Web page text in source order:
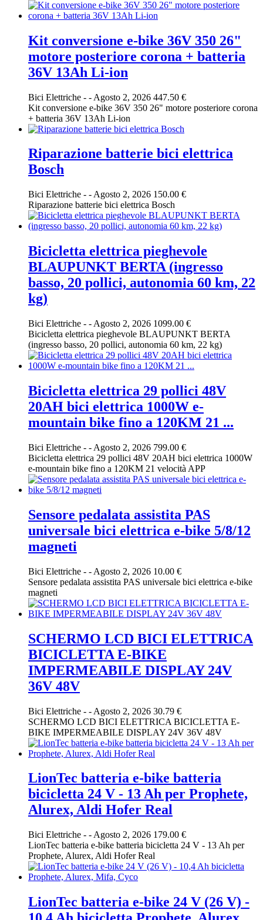
Kit conversione e-bike 36V 350 26"
motore posteriore corona + batteria
36V 13Ah Li-ion
Bici Elettriche - - Agosto 2, 2026 447.50 €
Kit conversione e-bike 36V 350 26" motore posteriore corona
+ batteria 36V 13Ah Li-ion
Riparazione batterie bici elettrica
Bosch
Bici Elettriche - - Agosto 2, 2026 150.00 €
Riparazione batterie bici elettrica Bosch
Bicicletta elettrica pieghevole
BLAUPUNKT BERTA (ingresso
basso, 20 pollici, autonomia 60 km, 22
kg)
Bici Elettriche - - Agosto 2, 2026 1099.00 €
Bicicletta elettrica pieghevole BLAUPUNKT BERTA
(ingresso basso, 20 pollici, autonomia 60 km, 22 kg)
Bicicletta elettrica 29 pollici 48V
20AH bici elettrica 1000W e-
mountain bike fino a 120KM 21 ...
Bici Elettriche - - Agosto 2, 2026 799.00 €
Bicicletta elettrica 29 pollici 48V 20AH bici elettrica 1000W
e-mountain bike fino a 120KM 21 velocità APP
Sensore pedalata assistita PAS
universale bici elettrica e-bike 5/8/12
magneti
Bici Elettriche - - Agosto 2, 2026 10.00 €
Sensore pedalata assistita PAS universale bici elettrica e-bike
magneti
SCHERMO LCD BICI ELETTRICA
BICICLETTA E-BIKE
IMPERMEABILE DISPLAY 24V
36V 48V
Bici Elettriche - - Agosto 2, 2026 30.79 €
SCHERMO LCD BICI ELETTRICA BICICLETTA E-
BIKE IMPERMEABILE DISPLAY 24V 36V 48V
LionTec batteria e-bike batteria
bicicletta 24 V - 13 Ah per Prophete,
Alurex, Aldi Hofer Real
Bici Elettriche - - Agosto 2, 2026 179.00 €
LionTec batteria e-bike batteria bicicletta 24 V - 13 Ah per
Prophete, Alurex, Aldi Hofer Real
LionTec batteria e-bike 24 V (26 V) -